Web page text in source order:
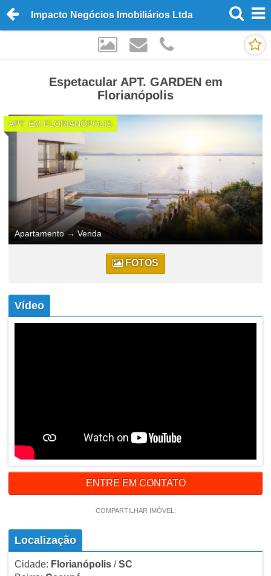
Impacto Negócios Imobiliários Ltda
Espetacular APT. GARDEN em
Florianópolis
APT. EM FLORIANÓPOLIS
Apartamento→ Venda
FOTOS
Vídeo
ENTRE EM CONTATO
COMPARTILHAR IMÓVEL:
Localização
Cidade: Florianópolis/SC